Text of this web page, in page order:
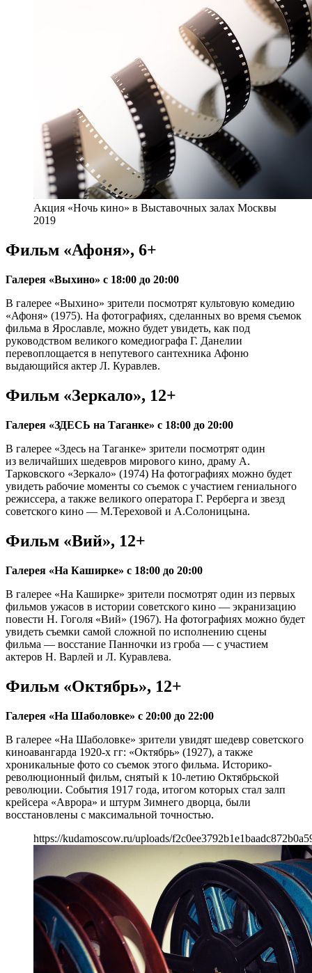
Акция «Ночь кино» в Выставочных залах Москвы
2019
Фильм «Афоня», 6+
Галерея «Выхино» с 18:00 до 20:00
В галерее «Выхино» зрители посмотрят культовую комедию
«Афоня» (1975). На фотографиях, сделанных во время съемок
фильма в Ярославле, можно будет увидеть, как под
руководством великого комедиографа Г. Данелии
перевоплощается в непутевого сантехника Афоню
выдающийся актер Л. Куравлев.
Фильм «Зеркало», 12+
Галерея «ЗДЕСЬ на Таганке» с 18:00 до 20:00
В галерее «Здесь на Таганке» зрители посмотрят один
из величайших шедевров мирового кино, драму А.
Тарковского «Зеркало» (1974) На фотографиях можно будет
увидеть рабочие моменты со съемок с участием гениального
режиссера, а также великого оператора Г. Рерберга и звезд
советского кино — М.Тереховой и А.Солоницына.
Фильм «Вий», 12+
Галерея «На Каширке» с 18:00 до 20:00
В галерее «На Каширке» зрители посмотрят один из первых
фильмов ужасов в истории советского кино — экранизацию
повести Н. Гоголя «Вий» (1967). На фотографиях можно будет
увидеть съемки самой сложной по исполнению сцены
фильма — восстание Панночки из гроба — с участием
актеров Н. Варлей и Л. Куравлева.
Фильм «Октябрь», 12+
Галерея «На Шаболовке» с 20:00 до 22:00
В галерее «На Шаболовке» зрители увидят шедевр советского
киноавангарда 1920-х гг: «Октябрь» (1927), а также
хроникальные фото со съемок этого фильма. Историко-
революционный фильм, снятый к 10-летию Октябрьской
революции. События 1917 года, итогом которых стал залп
крейсера «Аврора» и штурм Зимнего дворца, были
восстановлены с максимальной точностью.
https://kudamoscow.ru/uploads/